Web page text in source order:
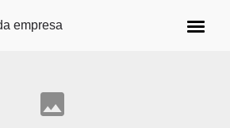
principal
empresa